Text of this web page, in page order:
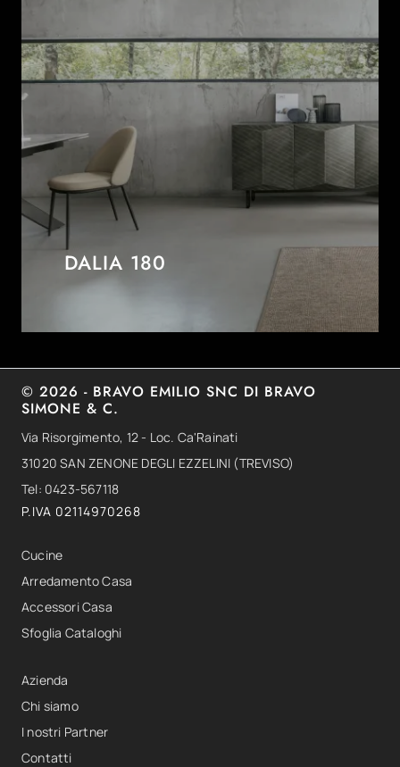
DALIA 180
© 2026 - BRAVO EMILIO SNC DI BRAVO
SIMONE & C.
Via Risorgimento, 12 - Loc. Ca'Rainati
31020 SAN ZENONE DEGLI EZZELINI (TREVISO)
Tel: 0423-567118
P.IVA 02114970268
Cucine
Arredamento Casa
Accessori Casa
Sfoglia Cataloghi
Azienda
Chi siamo
I nostri Partner
Contatti